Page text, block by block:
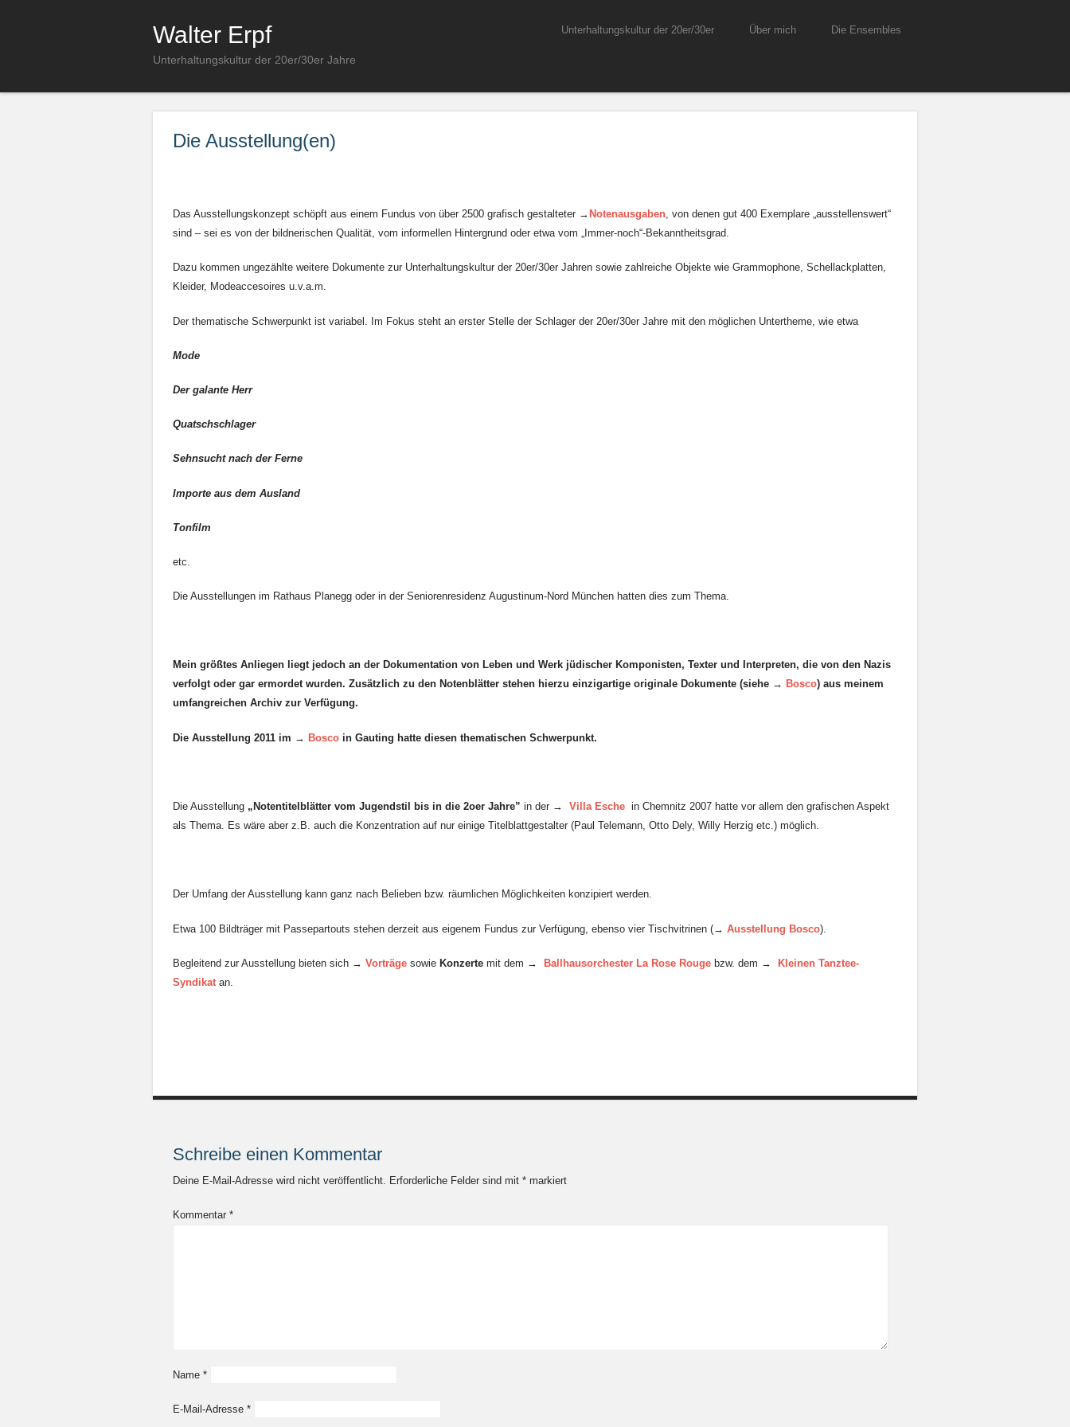
Walter Erpf
Unterhaltungskultur der 20er/30er Jahre
Springe zum Inhalt
Unterhaltungskultur der 20er/30er Über mich Die Ensembles
Die Ausstellung(en)
Das Ausstellungskonzept schöpft aus einem Fundus von über 2500 grafisch gestalteter → Notenausgaben, von denen gut 400 Exemplare „ausstellenswert“
sind – sei es von der bildnerischen Qualität, vom informellen Hintergrund oder etwa vom „Immer-noch“-Bekanntheitsgrad.
Dazu kommen ungezählte weitere Dokumente zur Unterhaltungskultur der 20er/30er Jahren sowie zahlreiche Objekte wie Grammophone, Schellackplatten,
Kleider, Modeaccesoires u.v.a.m.
Der thematische Schwerpunkt ist variabel. Im Fokus steht an erster Stelle der Schlager der 20er/30er Jahre mit den möglichen Untertheme, wie etwa
Mode
Der galante Herr
Quatschschlager
Sehnsucht nach der Ferne
Importe aus dem Ausland
Tonfilm
etc.
Die Ausstellungen im Rathaus Planegg oder in der Seniorenresidenz Augustinum-Nord München hatten dies zum Thema.
Mein größtes Anliegen liegt jedoch an der Dokumentation von Leben und Werk jüdischer Komponisten, Texter und Interpreten, die von den Nazis
verfolgt oder gar ermordet wurden. Zusätzlich zu den Notenblätter stehen hierzu einzigartige originale Dokumente (siehe → Bosco) aus meinem
umfangreichen Archiv zur Verfügung.
Die Ausstellung 2011 im → Bosco in Gauting hatte diesen thematischen Schwerpunkt.
Die Ausstellung „Notentitelblätter vom Jugendstil bis in die 2oer Jahre” in der → Villa Esche in Chemnitz 2007 hatte vor allem den grafischen Aspekt
als Thema. Es wäre aber z.B. auch die Konzentration auf nur einige Titelblattgestalter (Paul Telemann, Otto Dely, Willy Herzig etc.) möglich.
Der Umfang der Ausstellung kann ganz nach Belieben bzw. räumlichen Möglichkeiten konzipiert werden.
Etwa 100 Bildträger mit Passepartouts stehen derzeit aus eigenem Fundus zur Verfügung, ebenso vier Tischvitrinen (→ Ausstellung Bosco).
Begleitend zur Ausstellung bieten sich → Vorträge sowie Konzerte mit dem → Ballhausorchester La Rose Rouge bzw. dem →
Kleinen Tanztee-
Syndikat an.
Schreibe einen Kommentar
Deine E-Mail-Adresse wird nicht veröffentlicht. Erforderliche Felder sind mit * markiert
Kommentar *
Name *
E-Mail-Adresse *